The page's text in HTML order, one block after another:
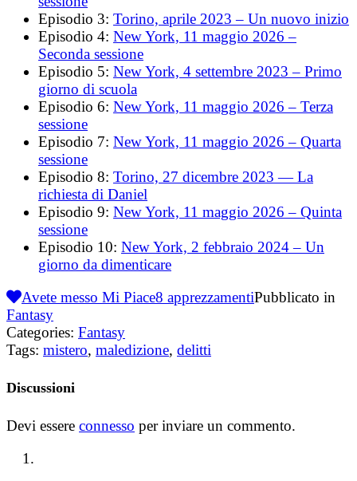
Episodio 3: Torino, aprile 2023 – Un nuovo inizio
Episodio 4: New York, 11 maggio 2026 –
Seconda sessione
Episodio 5: New York, 4 settembre 2023 – Primo
giorno di scuola
Episodio 6: New York, 11 maggio 2026 – Terza
sessione
Episodio 7: New York, 11 maggio 2026 – Quarta
sessione
Episodio 8: Torino, 27 dicembre 2023 — La
richiesta di Daniel
Episodio 9: New York, 11 maggio 2026 – Quinta
sessione
Episodio 10: New York, 2 febbraio 2024 – Un
giorno da dimenticare
Avete messo Mi Piace8 apprezzamentiPubblicato in
Fantasy
Categories: Fantasy
Tags: mistero, maledizione, delitti
Discussioni
Devi essere connesso per inviare un commento.